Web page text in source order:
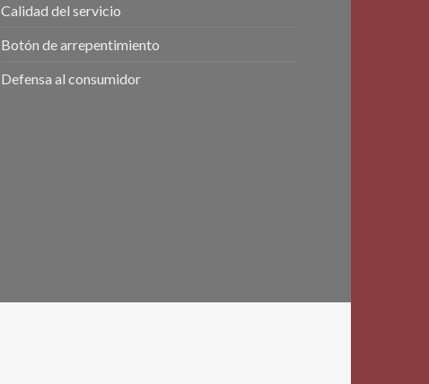
Calidad del servicio
Botón de arrepentimiento
Defensa al consumidor